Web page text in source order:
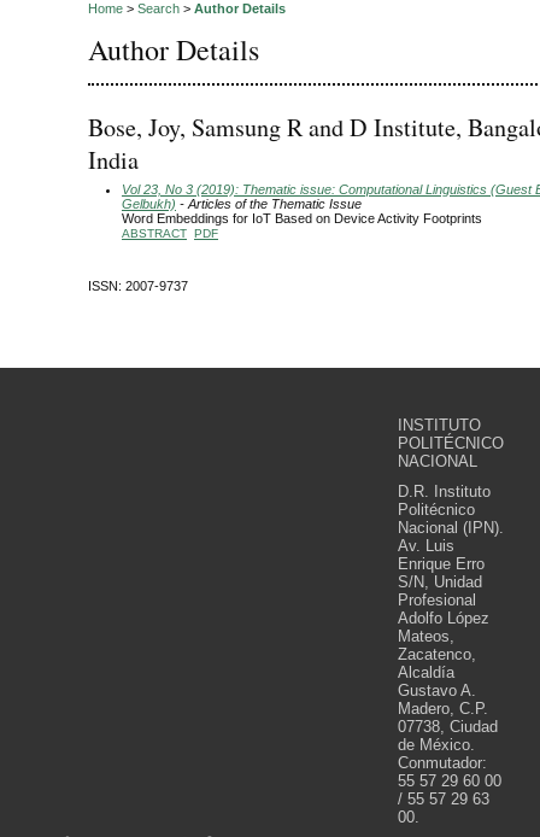
Home > Search > Author Details
Author Details
Bose, Joy, Samsung R and D Institute,
India
Vol 23, No 3 (2019): Thematic issue: Computational Linguistics (Guest
Gelbukh) - Articles of the Thematic Issue
Word Embeddings for IoT Based on Device Activity Footprints
ABSTRACT PDF
ISSN: 2007-9737
INSTITUTO
POLITÉCNICO
NACIONAL
D.R. Instituto
Politécnico
Nacional (IPN).
Av. Luis
Enrique Erro
S/N, Unidad
Profesional
Adolfo López
Mateos,
Zacatenco,
Alcaldía
Gustavo A.
Madero, C.P.
07738, Ciudad
de México.
Conmutador:
55 57 29 60 00
/ 55 57 29 63
00.